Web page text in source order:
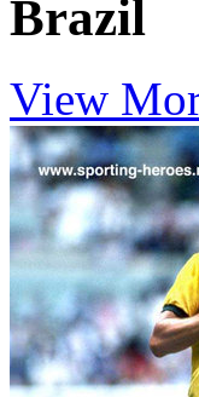
Brazil
View